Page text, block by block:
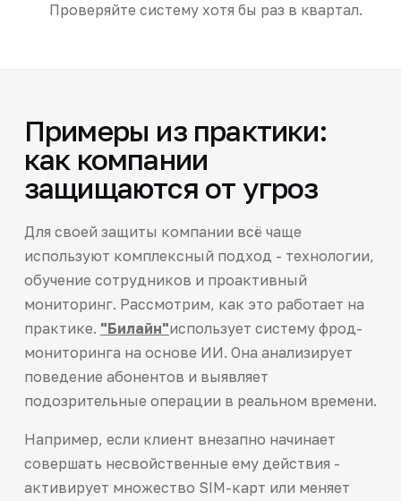
Проверяйте систему хотя бы раз в квартал.
Примеры из практики:
как компании
защищаются от угроз
Для своей защиты компании всё чаще
используют комплексный подход - технологии,
обучение сотрудников и проактивный
мониторинг. Рассмотрим, как это работает на
практике. "Билайн"использует систему фрод-
мониторинга на основе ИИ. Она анализирует
поведение абонентов и выявляет
подозрительные операции в реальном времени.
Например, если клиент внезапно начинает
совершать несвойственные ему действия -
активирует множество SIM-карт или меняет